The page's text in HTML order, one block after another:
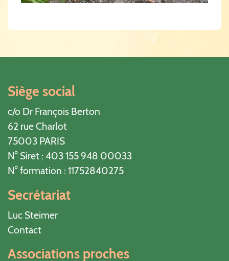
Siège social
c/o Dr François Berton
62 rue Charlot
75003 PARIS
N° Siret : 403 155 948 00033
N° formation : 11752840275
Secrétariat
Luc Steimer
Contact
Associations proches